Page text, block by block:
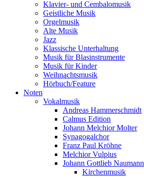
Klavier- und Cembalomusik
Geistliche Musik
Orgelmusik
Alte Musik
Jazz
Klassische Unterhaltung
Musik für Blasinstrumente
Musik für Kinder
Weihnachtsmusik
Hörbuch/Feature
Noten
Vokalmusik
Andreas Hammerschmidt
Calmus Edition
Johann Melchior Molter
Synagogalchor
Franz Paul Kröhne
Melchior Vulpius
Johann Gottlieb Naumann
Kirchenmusik